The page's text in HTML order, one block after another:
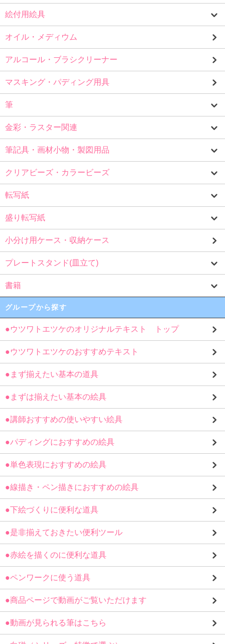
絵付用絵具
オイル・メディウム
アルコール・ブラシクリーナー
マスキング・パディング用具
筆
金彩・ラスター関連
筆記具・画材小物・製図用品
クリアビーズ・カラービーズ
転写紙
盛り転写紙
小分け用ケース・収納ケース
プレートスタンド(皿立て)
書籍
グループから探す
●ウツワトエツケのオリジナルテキスト トップ
●ウツワトエツケのおすすめテキスト
●まず揃えたい基本の道具
●まずは揃えたい基本の絵具
●講師おすすめの使いやすい絵具
●パディングにおすすめの絵具
●単色表現におすすめの絵具
●線描き・ペン描きにおすすめの絵具
●下絵づくりに便利な道具
●是非揃えておきたい便利ツール
●赤絵を描くのに便利な道具
●ペンワークに使う道具
●商品ページで動画がご覧いただけます
●動画が見られる筆はこちら